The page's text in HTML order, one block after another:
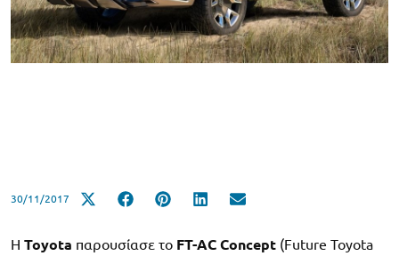
30/11/2017
Η Toyota παρουσίασε το FT-AC Concept (Future Toyota